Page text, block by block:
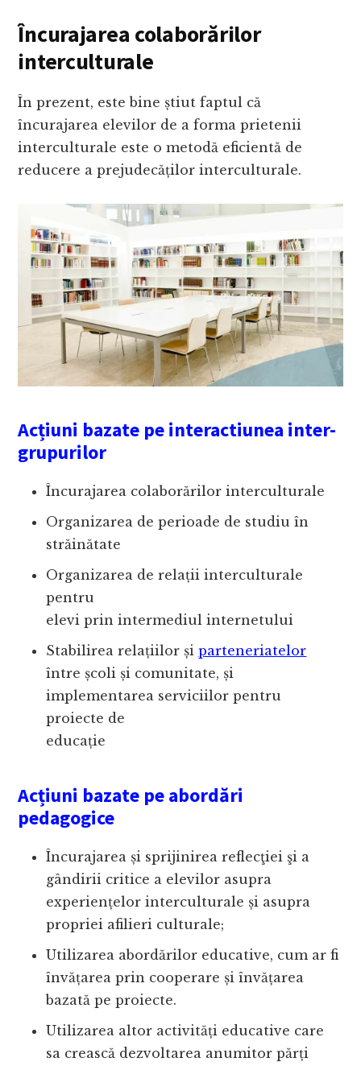
Încurajarea colaborărilor
interculturale
În prezent, este bine știut faptul că
încurajarea elevilor de a forma prietenii
interculturale este o metodă eficientă de
reducere a prejudecăților interculturale.
Acțiuni bazate pe interactiunea inter-
grupurilor
Încurajarea colaborărilor interculturale
Organizarea de perioade de studiu în
străinătate
Organizarea de relații interculturale
pentru
elevi prin intermediul internetului
Stabilirea relațiilor șiparteneriatelor
între școli și comunitate, și
implementarea serviciilor pentru
proiecte de
educație
Acțiuni bazate pe abordări
pedagogice
Încurajarea și sprijinirea reflecţiei şi a
gândirii critice a elevilor asupra
experiențelor interculturale și asupra
propriei afilieri culturale;
Utilizarea abordărilor educative, cum ar fi
învățarea prin cooperare și învățarea
bazată pe proiecte.
Utilizarea altor activități educative care
sa crească dezvoltarea anumitor părți